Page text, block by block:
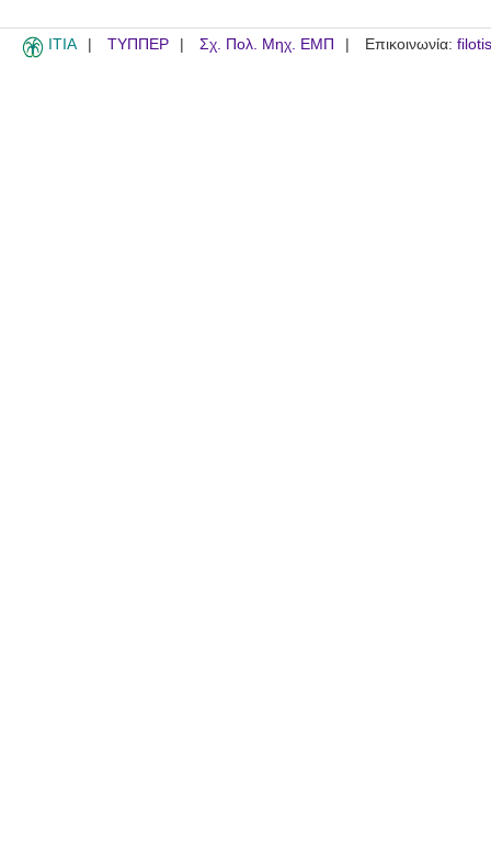
ITIA ΤΥΠΠΕΡ Σχ. Πολ. Μηχ. ΕΜΠ Επικοινωνία: